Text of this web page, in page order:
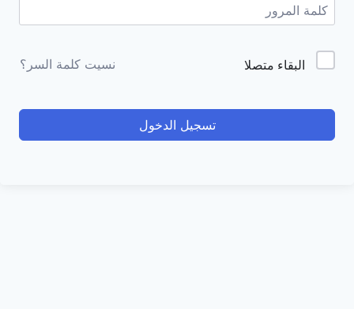
Alternative:
البقاء متصلا نسيت كلمة السر؟
تسجيل الدخول